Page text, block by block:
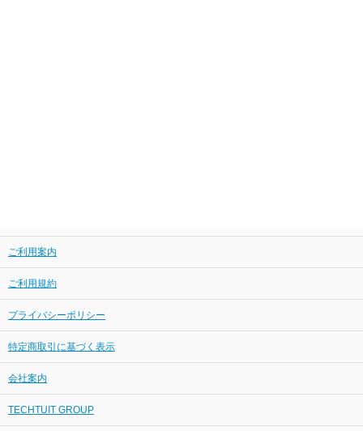
ご利用案内
ご利用規約
プライバシーポリシー
特定商取引に基づく表示
会社案内
TECHTUIT GROUP